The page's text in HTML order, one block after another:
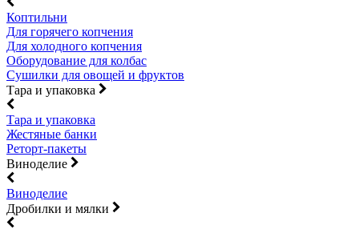
Коптильни
Для горячего копчения
Для холодного копчения
Оборудование для колбас
Сушилки для овощей и фруктов
Тара и упаковка
Тара и упаковка
Жестяные банки
Реторт-пакеты
Виноделие
Виноделие
Дробилки и мялки